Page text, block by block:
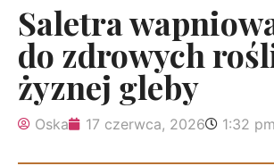
Saletra
do zdrowych
żyznej gleby
Oska 17 czerwca, 2026 1:32 pm